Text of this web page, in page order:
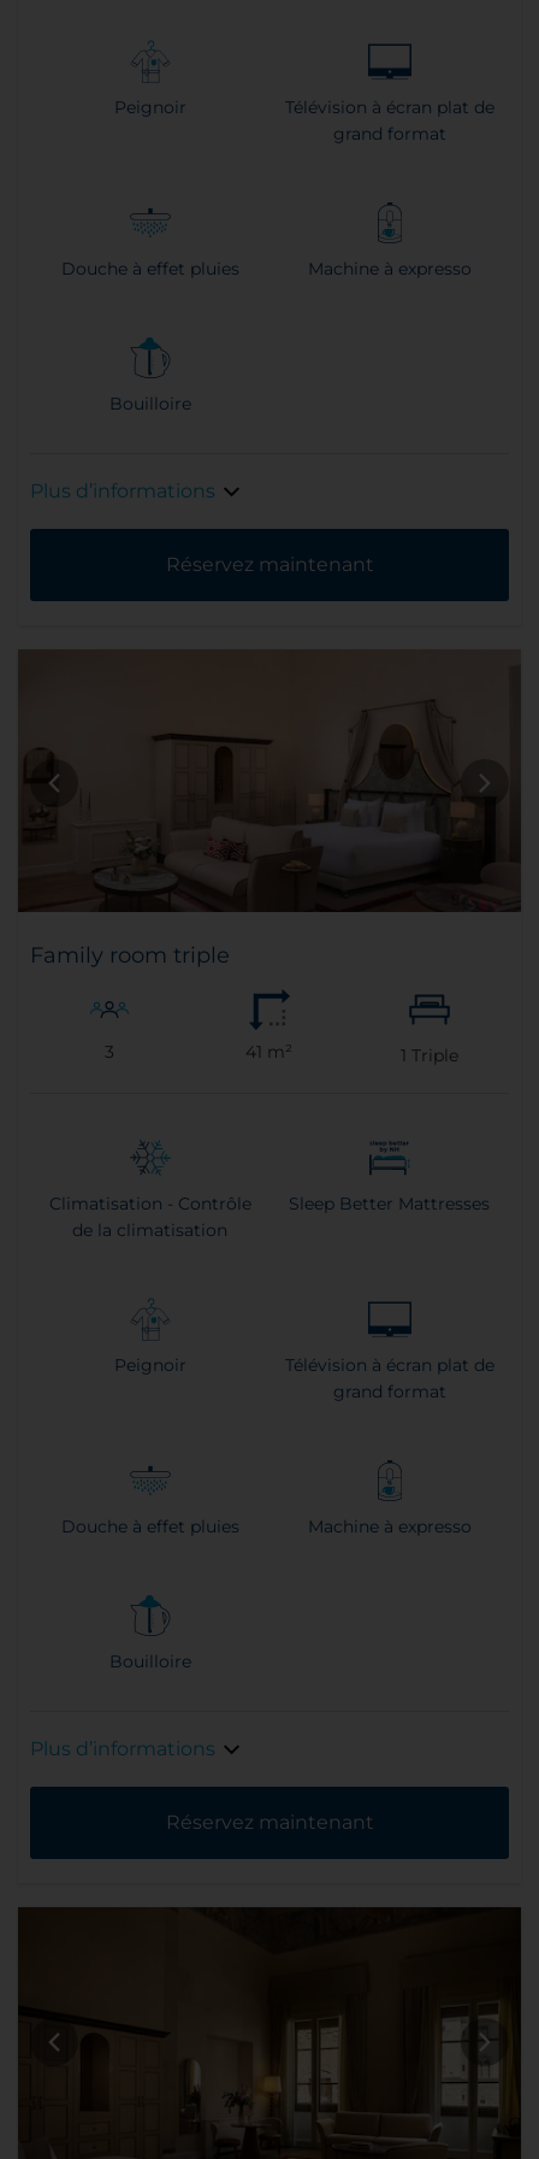
Peignoir
Télévision à écran plat de
grand format
Douche à effet pluies Machine à expresso
Bouilloire
Plus d’informations
Réservez maintenant
Family room triple
3 41 m² 1 Triple
Climatisation - Contrôle
de la climatisation
Sleep Better Mattresses
Peignoir
Télévision à écran plat de
grand format
Douche à effet pluies Machine à expresso
Bouilloire
Plus d’informations
Réservez maintenant